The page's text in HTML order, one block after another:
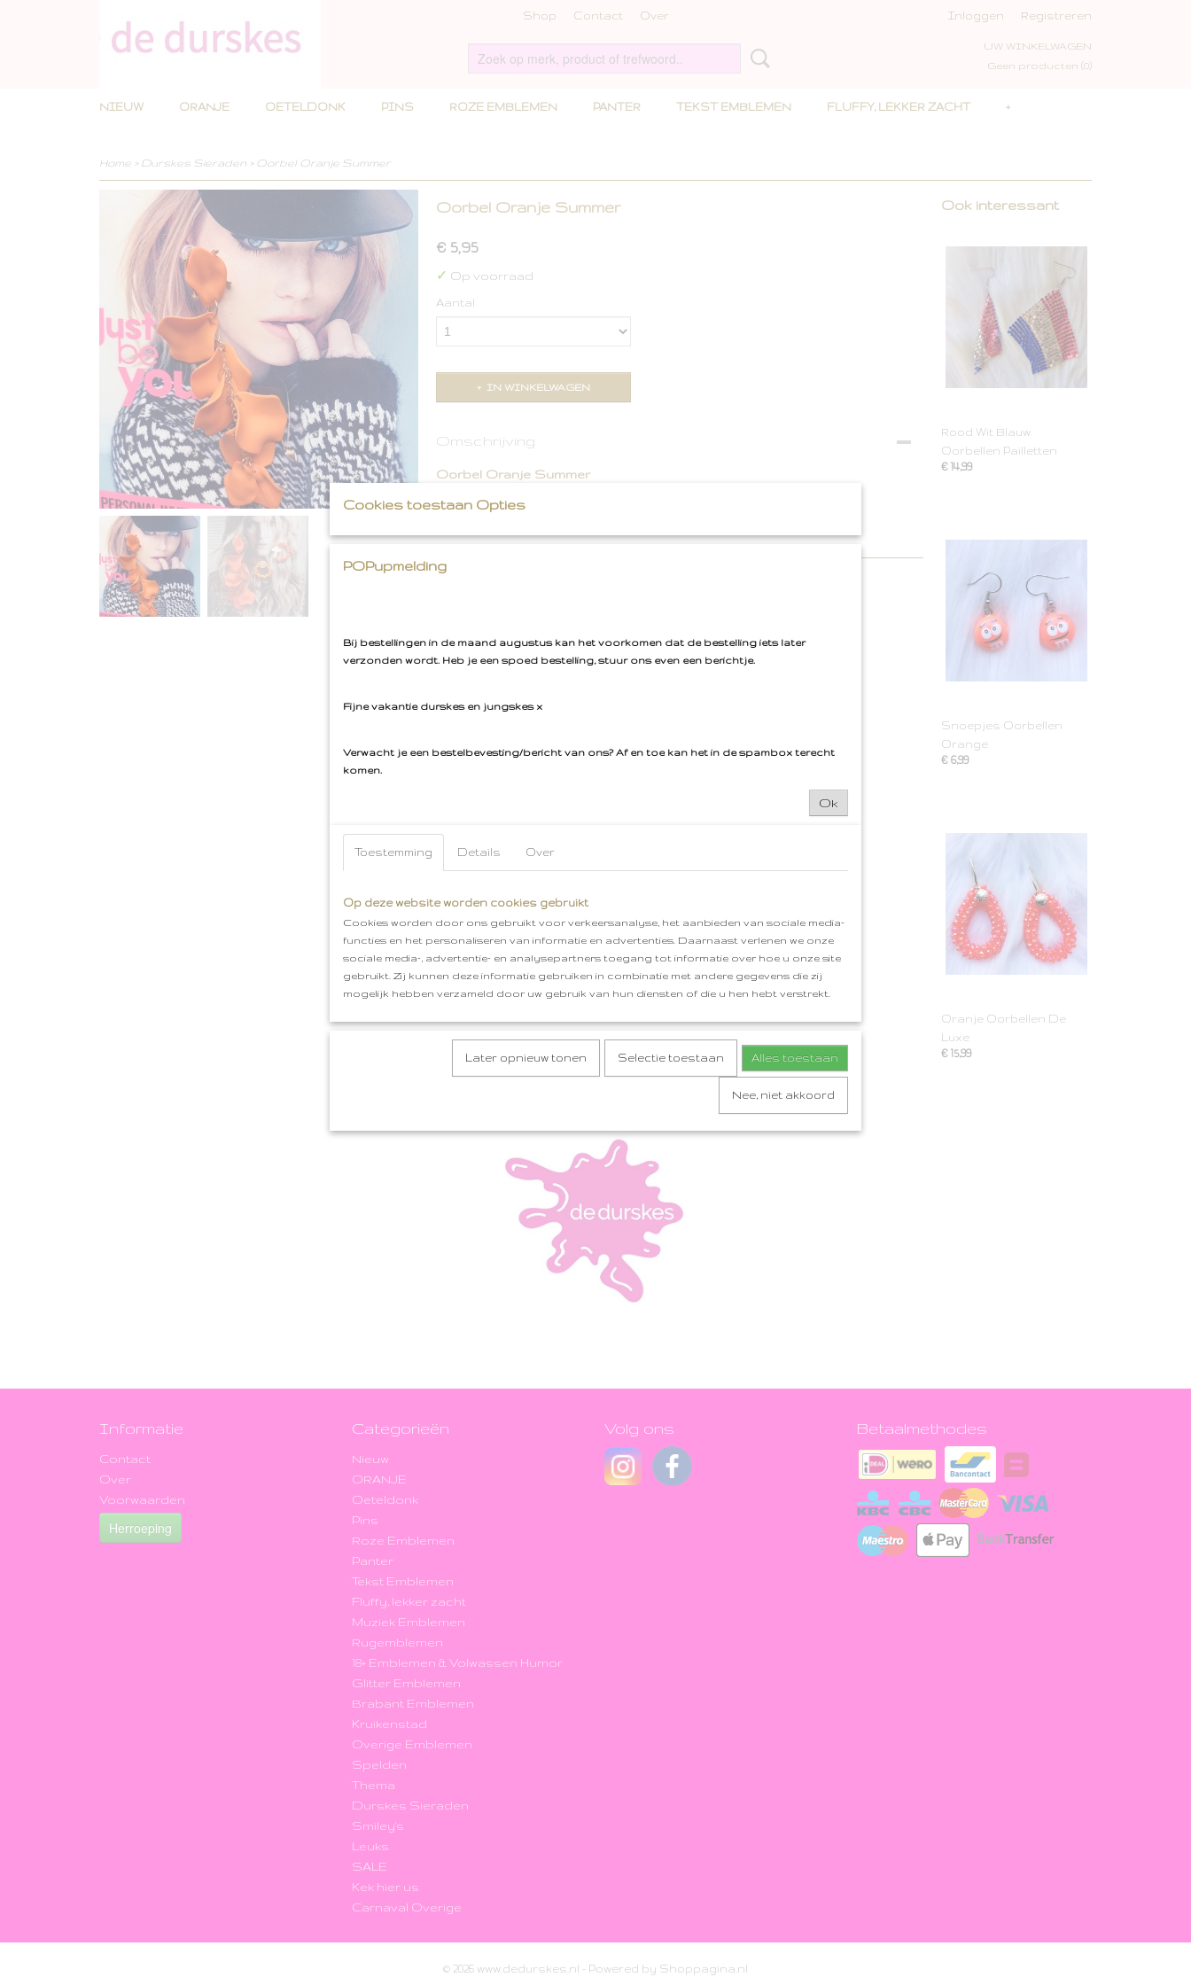
Shop Contact Over Inloggen Registreren
UW WINKELWAGEN
Geen producten (0)
NIEUW ORANJE OETELDONK PINS ROZE EMBLEMEN PANTER TEKST EMBLEMEN FLUFFY, LEKKER ZACHT +
Home > Durskes Sieraden > Oorbel Oranje Summer
Oorbel Oranje Summer
€ 5,95
✓ Op voorraad
Aantal
IN WINKELWAGEN
Omschrijving
Oorbel Oranje Summer
Ook interessant
Rood Wit Blauw
Oorbellen Pailletten
€ 14,99
Snoepjes Oorbellen
Orange
€ 6,99
Oranje Oorbellen De
Luxe
€ 15,99
Informatie
Contact
Over
Voorwaarden
Herroeping
Categorieën
Nieuw
ORANJE
Oeteldonk
Pins
Roze Emblemen
Panter
Tekst Emblemen
Fluffy, lekker zacht
Muziek Emblemen
Rugemblemen
18+ Emblemen & Volwassen Humor
Glitter Emblemen
Brabant Emblemen
Kruikenstad
Overige Emblemen
Spelden
Thema
Durskes Sieraden
Smiley's
Leuks
SALE
Kek hier us
Carnaval Overige
Volg ons Betaalmethodes
© 2026 www.dedurskes.nl - Powered by Shoppagina.nl
Cookies toestaan Opties
POPupmelding
Bij bestellingen in de maand augustus kan het voorkomen dat de bestelling iets later
verzonden wordt. Heb je een spoed bestelling, stuur ons even een berichtje.
Fijne vakantie durskes en jungskes x
Verwacht je een bestelbevesting/bericht van ons? Af en toe kan het in de spambox terecht
komen.
Ok
Toestemming Details Over
Op deze website worden cookies gebruikt
Cookies worden door ons gebruikt voor verkeersanalyse, het aanbieden van sociale media-
functies en het personaliseren van informatie en advertenties. Daarnaast verlenen we onze
sociale media-, advertentie- en analysepartners toegang tot informatie over hoe u onze site
gebruikt. Zij kunnen deze informatie gebruiken in combinatie met andere gegevens die zij
mogelijk hebben verzameld door uw gebruik van hun diensten of die u hen hebt verstrekt.
Later opnieuw tonen Selectie toestaan Alles toestaan
Nee, niet akkoord